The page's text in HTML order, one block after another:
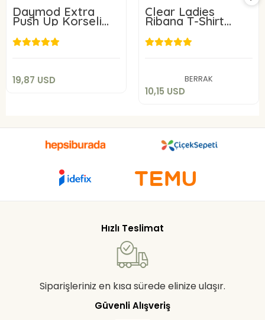
Daymod Extra
Push Up Korseli
Kot Tayt M Beden
19,87 USD
19,87 USD
Clear Ladies
Ribana T-Shirt
8060
BERRAK
10,15 USD
10,15 USD
Hızlı Teslimat
Siparişleriniz en kısa sürede elinize ulaşır.
Güvenli Alışveriş